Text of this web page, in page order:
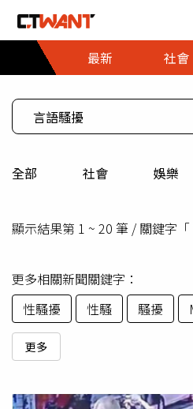
最新
社會
全部 社會 娛樂
顯示結果第 1 ~ 20 筆 / 關鍵字「
更多相關新聞關鍵字：
性騷擾
性騷 騷擾
更多